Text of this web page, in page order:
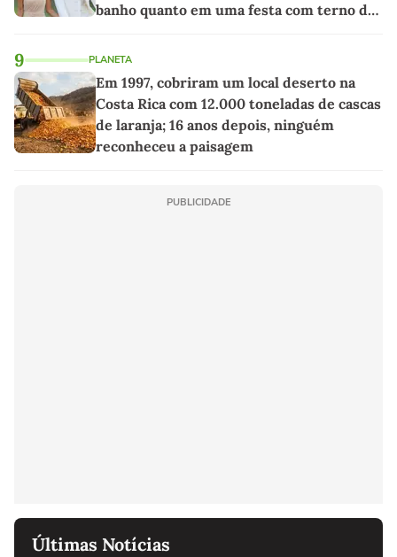
banho quanto em uma festa com terno de
9 PLANETA
Em 1997, cobriram um local deserto na
Costa Rica com 12.000 toneladas de cascas
de laranja; 16 anos depois, ninguém
reconheceu a paisagem
PUBLICIDADE
Últimas Notícias